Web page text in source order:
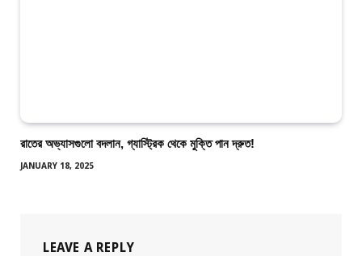
রাতের অভ্যাসগুলো বদলান, গ্যাস্ট্রিক থেকে মুক্তি পান দ্রুত!
JANUARY 18, 2025
LEAVE A REPLY